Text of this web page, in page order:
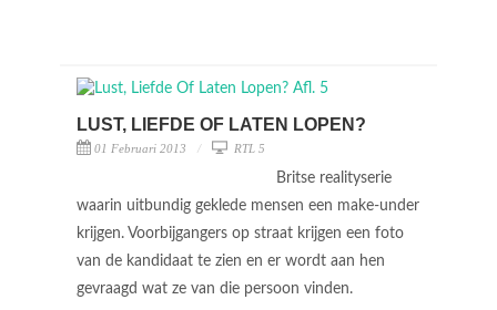
LUST, LIEFDE OF LATEN LOPEN?
01 Februari 2013 RTL 5
Britse realityserie
waarin uitbundig geklede mensen een make-under
krijgen. Voorbijgangers op straat krijgen een foto
van de kandidaat te zien en er wordt aan hen
gevraagd wat ze van die persoon vinden.